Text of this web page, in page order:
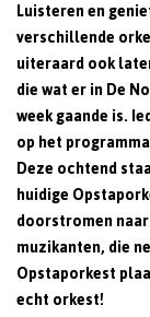
Luisteren en
verschillende
uiteraard ook
die wat er in De
week gaande is.
op het
Deze ochtend
huidige
doorstromen
muzikanten, die
Opstaporkest
echt orkest!